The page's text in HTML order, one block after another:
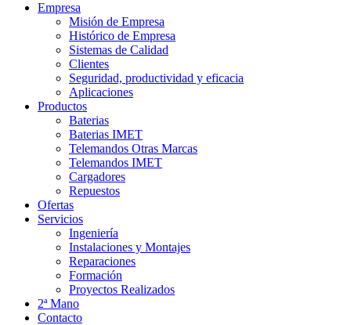
Empresa
Misión de Empresa
Histórico de Empresa
Sistemas de Calidad
Clientes
Seguridad, productividad y eficacia
Aplicaciones
Productos
Baterias
Baterias IMET
Telemandos Otras Marcas
Telemandos IMET
Cargadores
Repuestos
Ofertas
Servicios
Ingeniería
Instalaciones y Montajes
Reparaciones
Formación
Proyectos Realizados
2ª Mano
Contacto